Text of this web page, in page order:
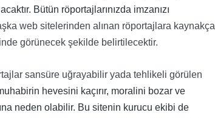
Bütün röportajlarınızda imzanızı
web sitelerinden alınan röportajlara kaynakça
görünecek şekilde belirtilecektir.
sansüre uğrayabilir yada tehlikeli görülen
hevesini kaçırır, moralini bozar ve
neden olabilir. Bu sitenin kurucu ekibi de